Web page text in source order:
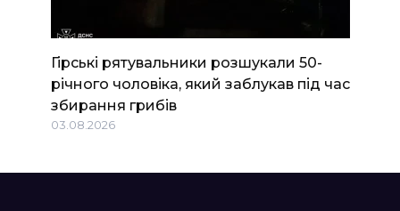
Гірські рятувальники розшукали 50-
річного чоловіка, який заблукав під час
збирання грибів
03.08.2026